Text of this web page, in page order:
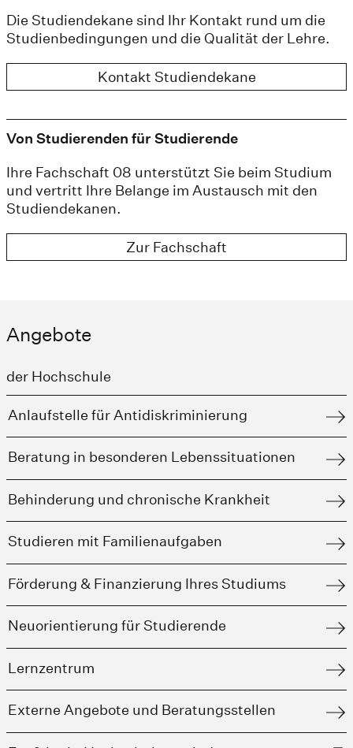
Die Studiendekane sind Ihr Kontakt rund um die
Studienbedingungen und die Qualität der Lehre.
Kontakt Studiendekane
Von Studierenden für Studierende
Ihre Fachschaft 08 unterstützt Sie beim Studium
und vertritt Ihre Belange im Austausch mit den
Studiendekanen.
Zur Fachschaft
Angebote
der Hochschule
Anlaufstelle für Antidiskriminierung
Beratung in besonderen Lebenssituationen
Behinderung und chronische Krankheit
Studieren mit Familienaufgaben
Förderung & Finanzierung Ihres Studiums
Neuorientierung für Studierende
Lernzentrum
Externe Angebote und Beratungsstellen